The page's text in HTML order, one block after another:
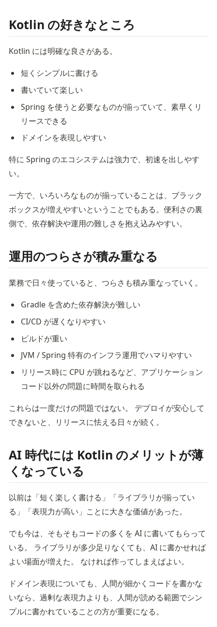
Kotlin の好きなところ
Kotlin には明確な良さがある。
短くシンプルに書ける
書いていて楽しい
Spring を使うと必要なものが揃っていて、素早くリ
リースできる
ドメインを表現しやすい
特に Spring のエコシステムは強力で、初速を出しやす
い。
一方で、いろいろなものが揃っていることは、ブラック
ボックスが増えやすいということでもある。便利さの裏
側で、依存解決や運用の難しさを抱え込みやすい。
運用のつらさが積み重なる
業務で日々使っていると、つらさも積み重なっていく。
Gradle を含めた依存解決が難しい
CI/CD が遅くなりやすい
ビルドが重い
JVM / Spring 特有のインフラ運用でハマりやすい
リリース時に CPU が跳ねるなど、アプリケーション
コード以外の問題に時間を取られる
これらは一度だけの問題ではない。 デプロイが安心して
できないと、リリースに怯える日々が続く。
AI 時代には Kotlin のメリットが薄
くなっている
以前は「短く楽しく書ける」「ライブラリが揃ってい
る」「表現力が高い」ことに大きな価値があった。
でも今は、そもそもコードの多くを AI に書いてもらって
いる。 ライブラリが多少足りなくても、AI に書かせれば
よい場面が増えた。 なければ作ってしまえばよい。
ドメイン表現についても、人間が細かくコードを書かな
いなら、過剰な表現力よりも、人間が読める範囲でシン
プルに書かれていることの方が重要になる。